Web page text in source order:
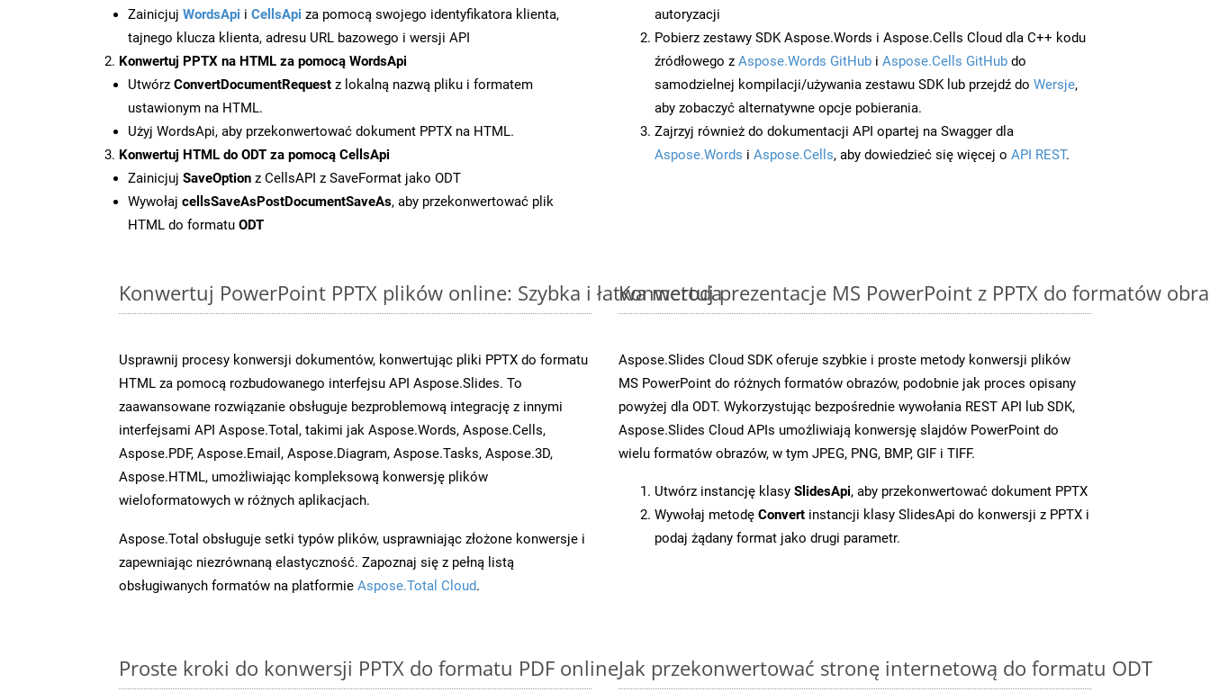
Zainicjuj WordsApi i CellsApi za pomocą swojego identyfikatora klienta,
tajnego klucza klienta, adresu URL bazowego i wersji API
Konwertuj PPTX na HTML za pomocą WordsApi
Utwórz ConvertDocumentRequest z lokalną nazwą pliku i formatem
ustawionym na HTML.
Użyj WordsApi, aby przekonwertować dokument PPTX na HTML.
Konwertuj HTML do ODT za pomocą CellsApi
Zainicjuj SaveOption z CellsAPI z SaveFormat jako ODT
Wywołaj cellsSaveAsPostDocumentSaveAs, aby przekonwertować plik
HTML do formatu ODT
autoryzacji
Pobierz zestawy SDK Aspose.Words i Aspose.Cells Cloud dla C++ kodu
źródłowego z Aspose.Words GitHub i Aspose.Cells GitHub do
samodzielnej kompilacji/używania zestawu SDK lub przejdź do Wersje,
aby zobaczyć alternatywne opcje pobierania.
Zajrzyj również do dokumentacji API opartej na Swagger dla
Aspose.Words i Aspose.Cells, aby dowiedzieć się więcej o API REST.
Konwertuj PowerPoint PPTX plików online: Szybka i łatwa metoda
Usprawnij procesy konwersji dokumentów, konwertując pliki PPTX do formatu
HTML za pomocą rozbudowanego interfejsu API Aspose.Slides. To
zaawansowane rozwiązanie obsługuje bezproblemową integrację z innymi
interfejsami API Aspose.Total, takimi jak Aspose.Words, Aspose.Cells,
Aspose.PDF, Aspose.Email, Aspose.Diagram, Aspose.Tasks, Aspose.3D,
Aspose.HTML, umożliwiając kompleksową konwersję plików
wieloformatowych w różnych aplikacjach.
Aspose.Total obsługuje setki typów plików, usprawniając złożone konwersje i
zapewniając niezrównaną elastyczność. Zapoznaj się z pełną listą
obsługiwanych formatów na platformie Aspose.Total Cloud.
Konwertuj prezentacje MS PowerPoint z PPTX do formatów
Aspose.Slides Cloud SDK oferuje szybkie i proste metody konwersji plików
MS PowerPoint do różnych formatów obrazów, podobnie jak proces opisany
powyżej dla ODT. Wykorzystując bezpośrednie wywołania REST API lub SDK,
Aspose.Slides Cloud APIs umożliwiają konwersję slajdów PowerPoint do
wielu formatów obrazów, w tym JPEG, PNG, BMP, GIF i TIFF.
Utwórz instancję klasy SlidesApi, aby przekonwertować dokument PPTX
Wywołaj metodę Convert instancji klasy SlidesApi do konwersji z PPTX i
podaj żądany format jako drugi parametr.
Proste kroki do konwersji PPTX do formatu PDF onlineJak przekonwertować stronę internetową do formatu ODT